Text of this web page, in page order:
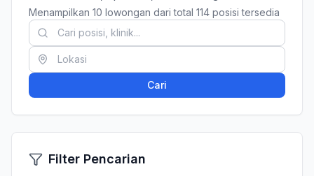
Menampilkan 10 lowongan dari total 114 posisi tersedia
Cari
Filter Pencarian